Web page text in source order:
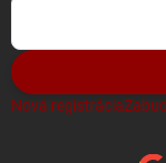
Nová registrácia